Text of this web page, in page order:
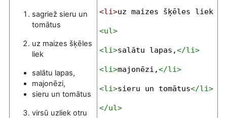
sagriež sieru un
tomātus
uz maizes šķēles
liek
salātu lapas,
majonēzi,
sieru un tomātus
virsū uzliek otru
<li>uz maizes šķēles liek
<ul>
<li>salātu lapas,</li>
<li>majonēzi,</li>
<li>sieru un tomātus</li>
</ul>